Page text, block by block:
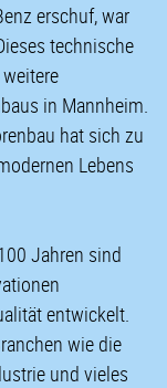
erschuf, war
technische
in Mannheim.
hat sich zu
Lebens
Jahren sind
entwickelt.
wie die
und vieles